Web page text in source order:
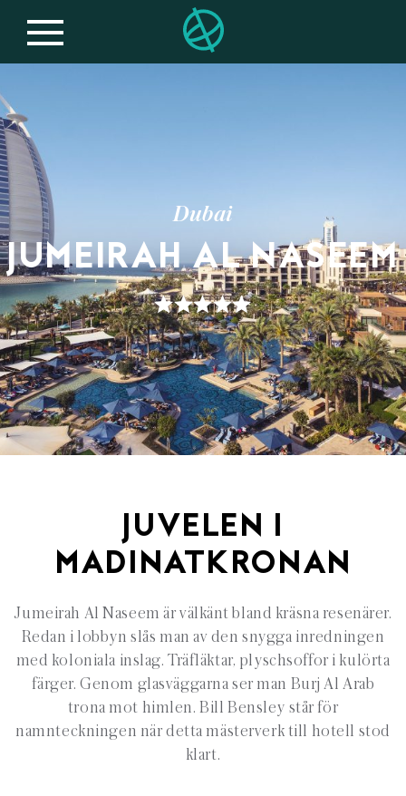
Dubai
JUMEIRAH AL NASEEM
JUVELEN I
MADINATKRONAN
Jumeirah Al Naseem är välkänt bland kräsna resenärer.
Redan i lobbyn slås man av den snygga inredningen
med koloniala inslag. Träfläktar, plyschsoffor i kulörta
färger. Genom glasväggarna ser man Burj Al Arab
trona mot himlen. Bill Bensley står för
namnteckningen när detta mästerverk till hotell stod
klart.